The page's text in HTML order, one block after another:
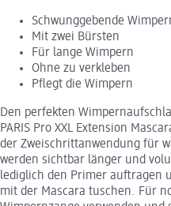
Schwunggebende
Mit zwei Bürsten
Für lange Wimpern
Ohne zu verkleben
Pflegt die Wimpern
Den perfekten
PARIS Pro XXL Extension
der Zweischrittanwendung für
werden sichtbar länger und
lediglich den Primer auftragen
mit der Mascara tuschen. Für